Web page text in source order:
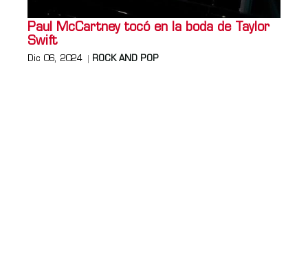
Paul McCartney tocó en la boda de Taylor
Swift
Dic 06, 2024 ROCK AND POP